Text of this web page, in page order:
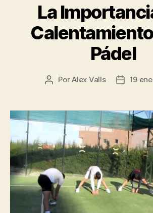
La
Pádel
Autor
entrada
PorAlex Valls
Fecha
entrada
19